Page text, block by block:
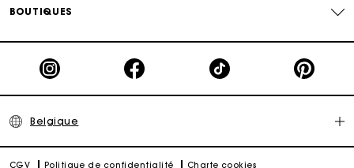
BOUTIQUES
Belgique
CGV Politique de confidentialité Charte cookies